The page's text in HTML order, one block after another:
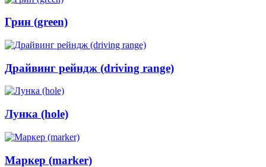
Грин (green)
Драйвинг рейндж (driving range)
Лунка (hole)
Маркер (marker)